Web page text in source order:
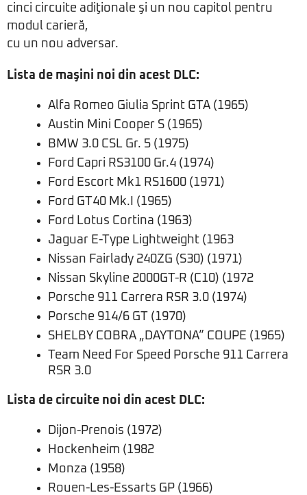
cinci circuite adiţionale şi un nou capitol pentru
modul carieră,
cu un nou adversar.
Lista de maşini noi din acest DLC:
Alfa Romeo Giulia Sprint GTA (1965)
Austin Mini Cooper S (1965)
BMW 3.0 CSL Gr. 5 (1975)
Ford Capri RS3100 Gr.4 (1974)
Ford Escort Mk1 RS1600 (1971)
Ford GT40 Mk.I (1965)
Ford Lotus Cortina (1963)
Jaguar E-Type Lightweight (1963
Nissan Fairlady 240ZG (S30) (1971)
Nissan Skyline 2000GT-R (C10) (1972
Porsche 911 Carrera RSR 3.0 (1974)
Porsche 914/6 GT (1970)
SHELBY COBRA „DAYTONA” COUPE (1965)
Team Need For Speed Porsche 911 Carrera
RSR 3.0
Lista de circuite noi din acest DLC:
Dijon-Prenois (1972)
Hockenheim (1982
Monza (1958)
Rouen-Les-Essarts GP (1966)